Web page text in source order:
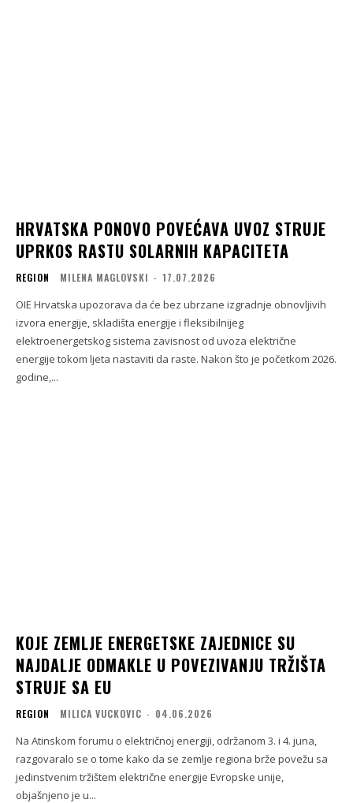
HRVATSKA PONOVO POVEĆAVA UVOZ STRUJE
UPRKOS RASTU SOLARNIH KAPACITETA
REGION MILENA MAGLOVSKI - 17.07.2026
OIE Hrvatska upozorava da će bez ubrzane izgradnje obnovljivih
izvora energije, skladišta energije i fleksibilnijeg
elektroenergetskog sistema zavisnost od uvoza električne
energije tokom ljeta nastaviti da raste. Nakon što je početkom 2026.
godine,...
KOJE ZEMLJE ENERGETSKE ZAJEDNICE SU
NAJDALJE ODMAKLE U POVEZIVANJU TRŽIŠTA
STRUJE SA EU
REGION MILICA VUCKOVIC - 04.06.2026
Na Atinskom forumu o električnoj energiji, održanom 3. i 4. juna,
razgovaralo se o tome kako da se zemlje regiona brže povežu sa
jedinstvenim tržištem električne energije Evropske unije,
objašnjeno je u...